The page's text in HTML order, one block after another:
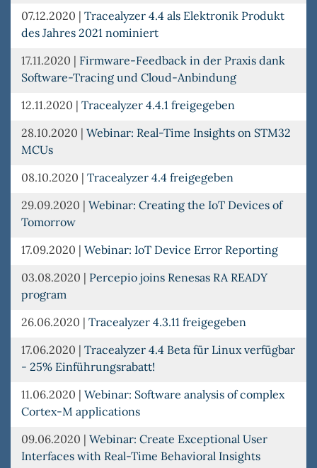
07.12.2020 | Tracealyzer 4.4 als Elektronik Produkt
des Jahres 2021 nominiert
17.11.2020 | Firmware-Feedback in der Praxis dank
Software-Tracing und Cloud-Anbindung
12.11.2020 | Tracealyzer 4.4.1 freigegeben
28.10.2020 | Webinar: Real-Time Insights on STM32
MCUs
08.10.2020 | Tracealyzer 4.4 freigegeben
29.09.2020 | Webinar: Creating the IoT Devices of
Tomorrow
17.09.2020 | Webinar: IoT Device Error Reporting
03.08.2020 | Percepio joins Renesas RA READY
program
26.06.2020 | Tracealyzer 4.3.11 freigegeben
17.06.2020 | Tracealyzer 4.4 Beta für Linux verfügbar
- 25% Einführungsrabatt!
11.06.2020 | Webinar: Software analysis of complex
Cortex-M applications
09.06.2020 | Webinar: Create Exceptional User
Interfaces with Real-Time Behavioral Insights